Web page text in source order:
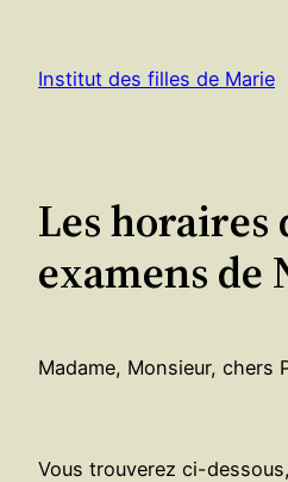
contenu
Institut des filles de Marie
Les horaires
examens de
Madame, Monsieur, chers
Vous trouverez ci-